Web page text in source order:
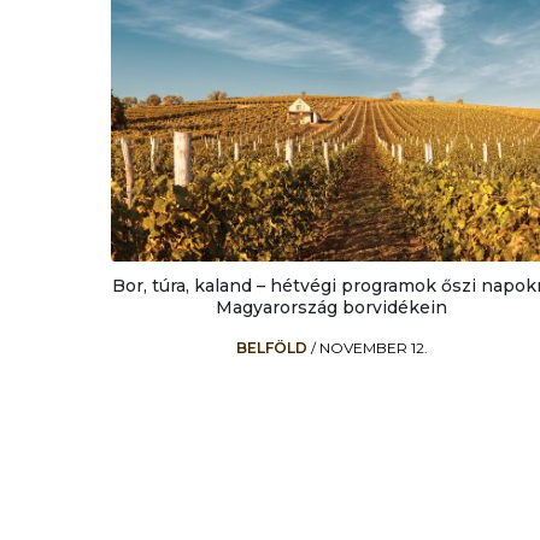
Bor, túra, kaland – hétvégi programok őszi
Magyarország borvidékein
BELFÖLD / NOVEMBER 12.